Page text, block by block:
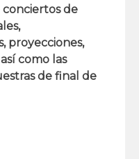
de
proyecciones,
como las
de final de